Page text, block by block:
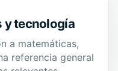
y tecnología
a matemáticas,
referencia general